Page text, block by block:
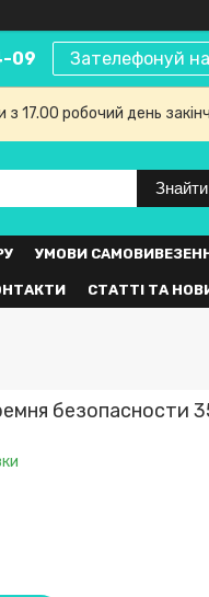
09 Зателефонуй
17.00 робочий день
Знайти
УМОВИ
СТАТТІ ТА
безопасности